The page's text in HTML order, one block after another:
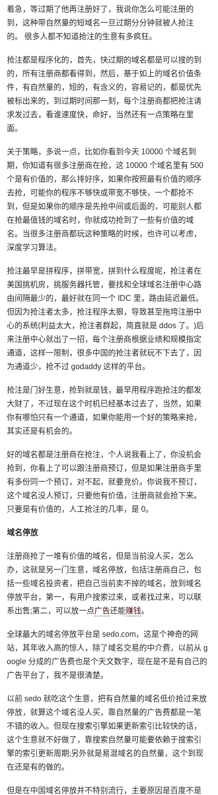
着急，等过期了他再注册好了，我说你怎么可能注册的
到，这种带自然量的短域名一旦过期分分钟就被人抢注
的。 很多人都不知道抢注的生意有多疯狂。
抢注都是程序化的，首先，快过期的域名都是可以搜的到
的，所有注册商都看得到，然后，基于如上的域名价值条
件，有自然量的，短的，有含义的，容易记的，都是优先
被标出来的，到过期时间那一刻，每个注册商都把抢注请
求发过去，看谁速度快，命好，当然还有一点策略在里
面。
关于策略，多说一点，比如你看到今天 10000 个域名到
期，你知道有很多注册商在抢，这 10000 个域名里有 500
个是有价值的，那么排好序，如果你按照最有价值的顺序
去抢，可能你的程序不够快或带宽不够快，一个都抢不
到，但是如果你的顺序是先抢中间或后面的，可能别人都
在抢最值钱的域名时，你就成功抢到了一些有价值的域
名。当很多注册商都玩这种策略的时候，也许可以考虑，
深度学习算法。
抢注最早是拼程序，拼带宽，拼到什么程度呢，抢注者在
美国挑机房，挑服务器托管，要找和全球域名注册中心路
由间隔最少的，最好就在同一个 IDC 里，路由延迟最低。
但因为抢注者太多，抢注程序太狠，导致甚至拖垮注册中
心的系统(利益太大，抢注者群起，简直就是 ddos 了。)后
来注册中心就出了一招，每个注册商根据业绩和规模指定
通道，这样一限制，很多中国的抢注者就玩不下去了，因
为通道少，抢不过 godaddy 这样的平台。
抢注是门好生意，抢到就是钱，最早用程序跑抢注的都发
大财了，不过现在这个时机已经基本过去了，当然，如果
你有哪怕只有一个通道，如果你能用一个好的策略来抢，
其实还是有机会的。
好的域名都是注册商在抢注，个人说我看上了，你没机会
抢到，你看上了可以跟注册商预订，但是如果注册商手里
有多份同一个预订，对不起，就要竞价。你说我不预订，
这个域名没人预订，只要他有价值，注册商就会抢下来。
只要是有价值的，人工抢注的几率，是 0。
域名停放
注册商抢了一堆有价值的域名，但是当前没人买，怎么
办，这就是另一门生意，域名停放，包括注册商自己，包
括一些域名投资者，把自己当前卖不掉的域名，放到域名
停放平台，第一，有用户搜索过来，或者找过来，可以联
系出售;第二，可以放一点广告还能赚钱。
全球最大的域名停放平台是 sedo.com，这是个神奇的网
站，其年收入高的惊人，除了域名交易的中介费，以前从 g
oogle 分成的广告费也是个天文数字，现在是不是有自己的
广告平台了，我不是很清楚。
以前 sedo 就吃这个生意，把有自然量的域名低价抢过来放
停放，就算这个域名没人买，靠自然量的广告费都是一笔
不错的收入。但现在搜索引擎如果更新索引比较快的话，
这个生意就不好做了，靠搜索自然量可能要依赖于搜索引
擎的索引更新周期;另外就是易混域名的自然量，这个到现
在还是有的做的。
但是在中国域名停放并不特别流行，主要原因是百度不是